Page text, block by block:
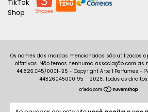
Copyright Arte 1 Perfumes -
44826045000195 - 2026. Todos os